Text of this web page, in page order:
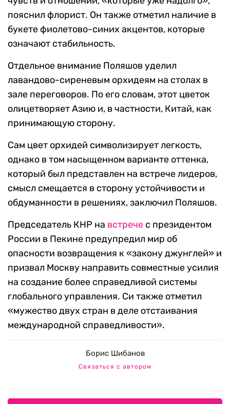
пояснил флорист. Он также отметил наличие в
букете фиолетово-синих акцентов, которые
означают стабильность.
Отдельное внимание Поляшов уделил
лавандово-сиреневым орхидеям на столах в
зале переговоров. По его словам, этот цветок
олицетворяет Азию и, в частности, Китай, как
принимающую сторону.
Сам цвет орхидей символизирует легкость,
однако в том насыщенном варианте оттенка,
который был представлен на встрече лидеров,
смысл смещается в сторону устойчивости и
обдуманности в решениях, заключил Поляшов.
Председатель КНР на встрече с президентом
России в Пекине предупредил мир об
опасности возвращения к «закону джунглей» и
призвал Москву направить совместные усилия
на создание более справедливой системы
глобального управления. Си также отметил
«мужество двух стран в деле отстаивания
международной справедливости».
Борис Шибанов
Связаться с автором